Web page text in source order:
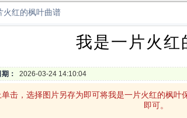
火红的枫叶曲谱
我是一片火红
期： 2026-03-24 14:10:04
击，选择图片另存为即可将我是一片火红的枫
即可。